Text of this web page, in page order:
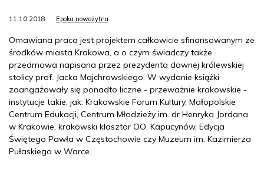
11.10.2018 Epoka nowożytna
Omawiana praca jest projektem całkowicie sfinansowanym ze
środków miasta Krakowa, a o czym świadczy także
przedmowa napisana przez prezydenta dawnej królewskiej
stolicy prof. Jacka Majchrowskiego. W wydanie książki
zaangażowały się ponadto liczne - przeważnie krakowskie -
instytucje takie, jak: Krakowskie Forum Kultury, Małopolskie
Centrum Edukacji, Centrum Młodzieży im. dr Henryka Jordana
w Krakowie, krakowski klasztor OO. Kapucynów, Edycja
Świętego Pawła w Częstochowie czy Muzeum im. Kazimierza
Pułaskiego w Warce.